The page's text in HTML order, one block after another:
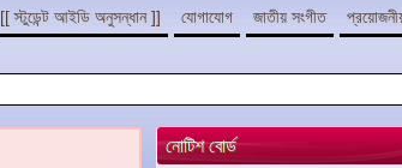
[[ স্টুডেন্ট আইডি অনুসন্ধান ]] যোগাযোগ জাতীয় সংগীত
নোটিশ বোর্ড